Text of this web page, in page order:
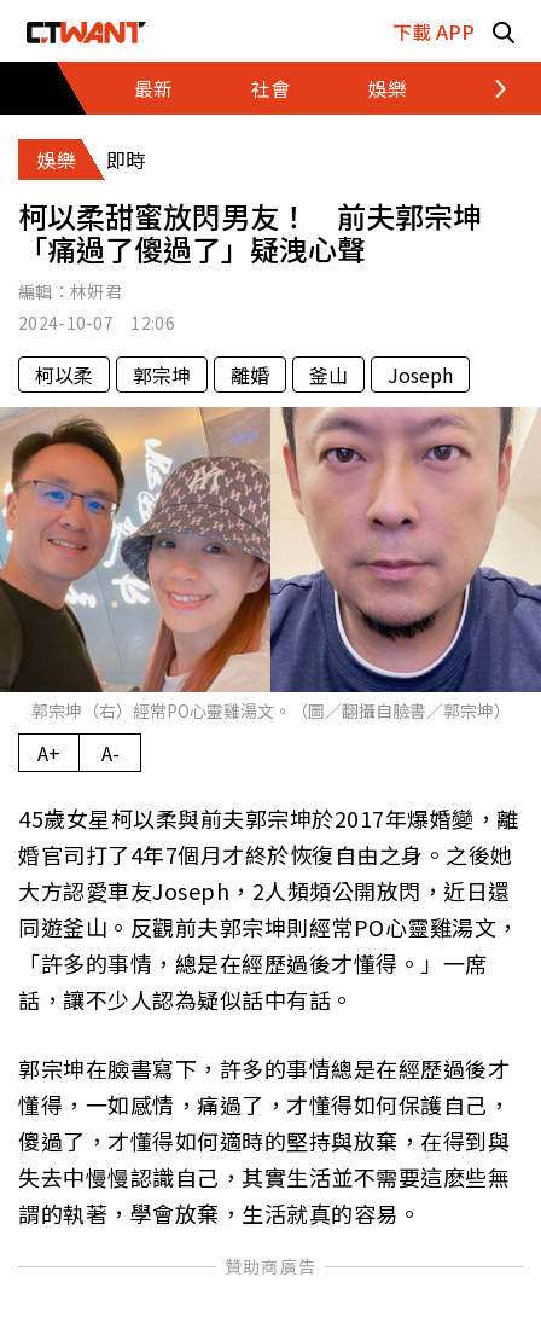
下載 APP
最新
社會 娛樂 財經
娛樂 即時
柯以柔甜蜜放閃男友！ 前夫郭宗坤
「痛過了傻過了」疑洩心聲
編輯： 林姸君
2024-10-07 12:06
柯以柔 郭宗坤 離婚 釜山 Joseph
郭宗坤（右）經常PO心靈雞湯文。（圖／翻攝自臉書／郭宗坤）
A+ A-
45歲女星柯以柔與前夫郭宗坤於2017年爆婚變，離
婚官司打了4年7個月才終於恢復自由之身。之後她
大方認愛車友Joseph，2人頻頻公開放閃，近日還
同遊釜山。反觀前夫郭宗坤則經常PO心靈雞湯文，
「許多的事情，總是在經歷過後才懂得。」一席
話，讓不少人認為疑似話中有話。
郭宗坤在臉書寫下，許多的事情總是在經歷過後才
懂得，一如感情，痛過了，才懂得如何保護自己，
傻過了，才懂得如何適時的堅持與放棄，在得到與
失去中慢慢認識自己，其實生活並不需要這麽些無
謂的執著，學會放棄，生活就真的容易。